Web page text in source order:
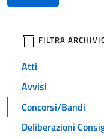
filtri da
FILTRA
Atti
Avvisi
Concorsi/Bandi
Deliberazioni